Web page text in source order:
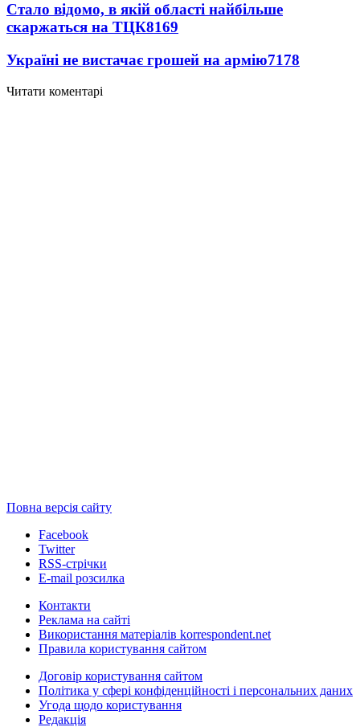
Стало відомо, в якій області найбільше
скаржаться на ТЦК8169
Україні не вистачає грошей на армію7178
Читати коментарі
Повна версія сайту
Facebook
Twitter
RSS-стрічки
E-mail розсилка
Контакти
Реклама на сайті
Використання матеріалів korrespondent.net
Правила користування сайтом
Договір користування сайтом
Політика у сфері конфіденційності і персональних даних
Угода щодо користування
Редакція